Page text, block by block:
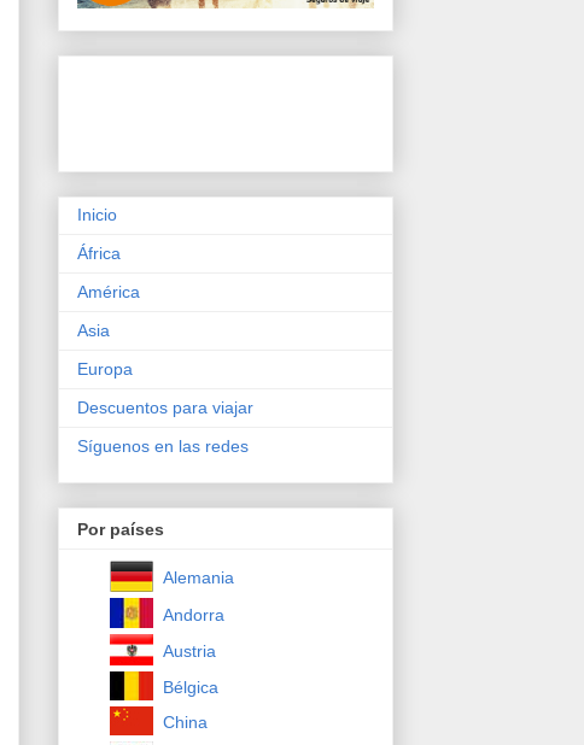
Inicio
África
América
Asia
Europa
Descuentos para viajar
Síguenos en las redes
Por países
Alemania
Andorra
Austria
Bélgica
China